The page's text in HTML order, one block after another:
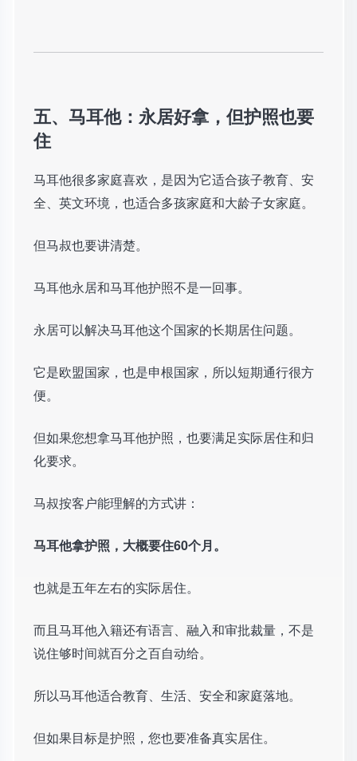
五、马耳他：永居好拿，但护照也要
住
马耳他很多家庭喜欢，是因为它适合孩子教育、安
全、英文环境，也适合多孩家庭和大龄子女家庭。
但马叔也要讲清楚。
马耳他永居和马耳他护照不是一回事。
永居可以解决马耳他这个国家的长期居住问题。
它是欧盟国家，也是申根国家，所以短期通行很方
便。
但如果您想拿马耳他护照，也要满足实际居住和归
化要求。
马叔按客户能理解的方式讲：
马耳他拿护照，大概要住60个月。
也就是五年左右的实际居住。
而且马耳他入籍还有语言、融入和审批裁量，不是
说住够时间就百分之百自动给。
所以马耳他适合教育、生活、安全和家庭落地。
但如果目标是护照，您也要准备真实居住。